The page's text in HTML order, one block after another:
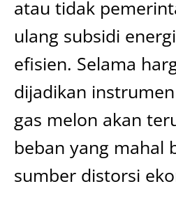
atau tidak
ulang subsidi
efisien. Selama
dijadikan
gas melon akan
beban yang mahal
sumber distorsi